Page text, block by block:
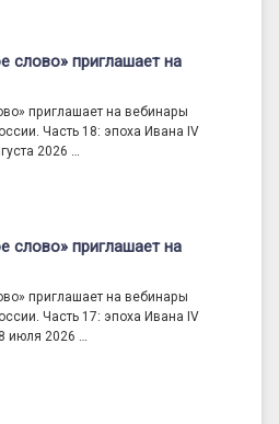
слово» приглашает на
приглашает на вебинары
Часть 18: эпоха Ивана IV
2026 …
слово» приглашает на
приглашает на вебинары
Часть 17: эпоха Ивана IV
июля 2026 …